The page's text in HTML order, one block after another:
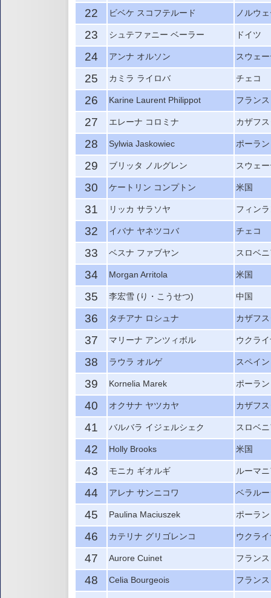
22 ビベケ スコフテルード ノルウ
23 シュテファニー ベーラー ドイツ
24 アンナ オルソン スウェ
25 カミラ ライロバ チェコ
26 Karine Laurent Philippot フランス
27 エレーナ コロミナ カザフ
28 Sylwia Jaskowiec ポーラ
29 ブリッタ ノルグレン スウェ
30 ケートリン コンプトン 米国
31 リッカ サラソヤ フィン
32 イバナ ヤネツコバ チェコ
33 ベスナ ファブヤン スロベ
34 Morgan Arritola 米国
35 李宏雪 (り・こうせつ) 中国
36 タチアナ ロシュナ カザフ
37 マリーナ アンツィボル ウクラ
38 ラウラ オルゲ スペイン
39 Kornelia Marek ポーラ
40 オクサナ ヤツカヤ カザフ
41 バルバラ イジェルシェク スロベ
42 Holly Brooks 米国
43 モニカ ギオルギ ルーマ
44 アレナ サンニコワ ベラル
45 Paulina Maciuszek ポーラ
46 カテリナ グリゴレンコ ウクラ
47 Aurore Cuinet フランス
48 Celia Bourgeois フランス